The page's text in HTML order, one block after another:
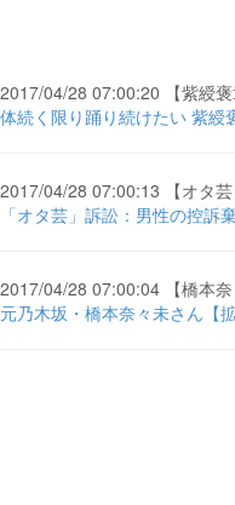
2017/04/28 07:00:20 【紫綬褒
体続く限り踊り続けたい 紫綬
2017/04/28 07:00:13 【オタ芸
「オタ芸」訴訟：男性の控
2017/04/28 07:00:04 【橋本奈
元乃木坂・橋本奈々未さん【